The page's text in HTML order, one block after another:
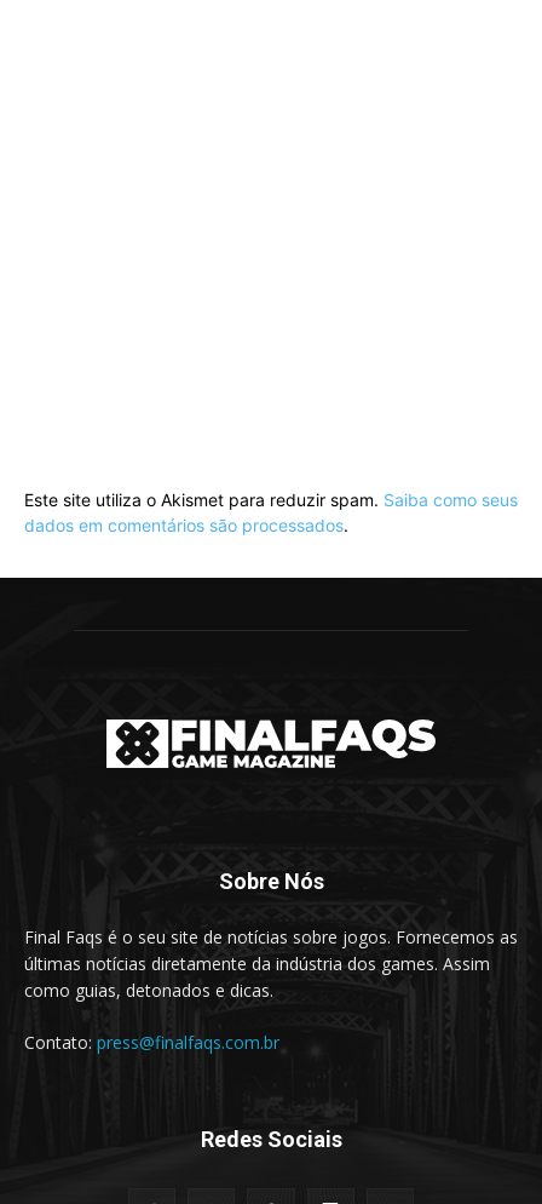
Este site utiliza o Akismet para reduzir spam. Saiba como seus
dados em comentários são processados.
Sobre Nós
Final Faqs é o seu site de notícias sobre jogos. Fornecemos as
últimas notícias diretamente da indústria dos games. Assim
como guias, detonados e dicas.
Contato: press@finalfaqs.com.br
Redes Sociais